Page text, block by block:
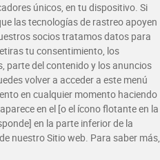
cercana
CADA DIA · EMPLEO
únicos, en tu dispositivo. Si
las tecnologías de rastreo apoyen
socios tratamos datos para
tu consentimiento, los
parte del contenido y los anuncios
volver a acceder a este menú
en cualquier momento haciendo
en el [o el ícono flotante en la
en la parte inferior de la
nuestro Sitio web. Para saber más,